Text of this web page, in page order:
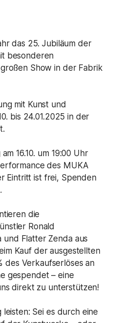
das 25. Jubiläum der
besonderen
Show in der Fabrik
mit Kunst und
bis 24.01.2025 in der
16.10. um 19:00 Uhr
des MUKA
Eintritt ist frei, Spenden
die
Ronald
und Flatter Zenda aus
Kauf der ausgestellten
des Verkaufserlöses an
gespendet – eine
direkt zu unterstützen!
Sei es durch eine